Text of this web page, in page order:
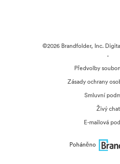
©2026 Brandfolder, Inc.
·
Předvolby
Zásady ochrany
Smluvní
Živý chat
E-mailová
Poháněno